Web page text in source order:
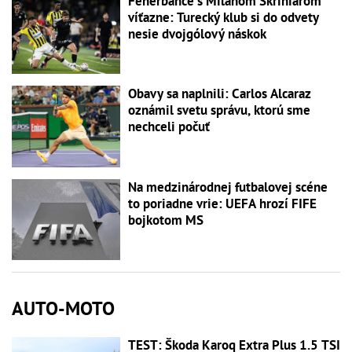
víťazne: Turecký klub si do odvety
nesie dvojgólový náskok
Obavy sa naplnili: Carlos Alcaraz
oznámil svetu správu, ktorú sme
nechceli počuť
Na medzinárodnej futbalovej scéne
to poriadne vrie: UEFA hrozí FIFE
bojkotom MS
AUTO-MOTO
TEST: Škoda Karoq Extra Plus 1.5 TSI